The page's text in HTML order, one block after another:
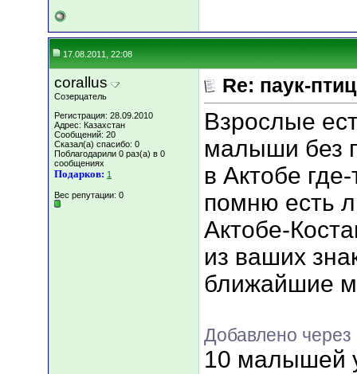
17.08.2011, 22:08
corallus
Созерцатель
Регистрация: 28.09.2010
Адрес: Казахстан
Сообщений: 20
Сказал(а) спасибо: 0
Поблагодарили 0 раз(а) в 0
сообщениях
Подарков: 1
Вес репутации: 0
Re: паук-
Взрослые
малыши без
в Актобе
помню есть
Актобе-
из ваших
ближайшие
Добавлено через
10 малышей